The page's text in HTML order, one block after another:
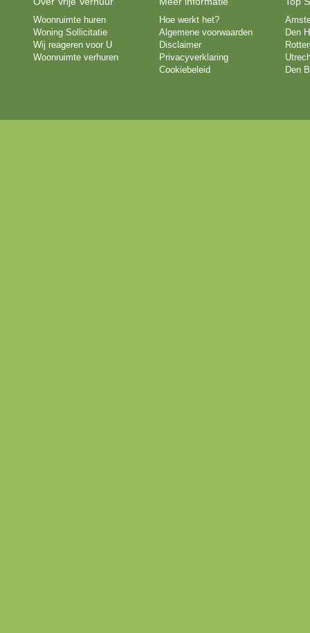
Woonruimte huren
Woning Sollicitatie
Wij reageren voor U
Woonruimte verhuren
Hoe werkt het?
Algemene voorwaarden
Disclaimer
Privacyverklaring
Cookiebeleid
Den
Den